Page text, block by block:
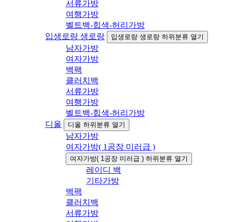
서류가방
여행가방
벨트백-힙색-허리가방
입생로랑 생로랑
입생로랑 생로랑 하위분류 열기
남자가방
여자가방
백팩
클러치백
서류가방
여행가방
벨트백-힙색-허리가방
디올
디올 하위분류 열기
남자가방
여자가방( 1공장 미러급 )
여자가방( 1공장 미러급 ) 하위분류 열기
레이디 백
기타가방
백팩
클러치백
서류가방